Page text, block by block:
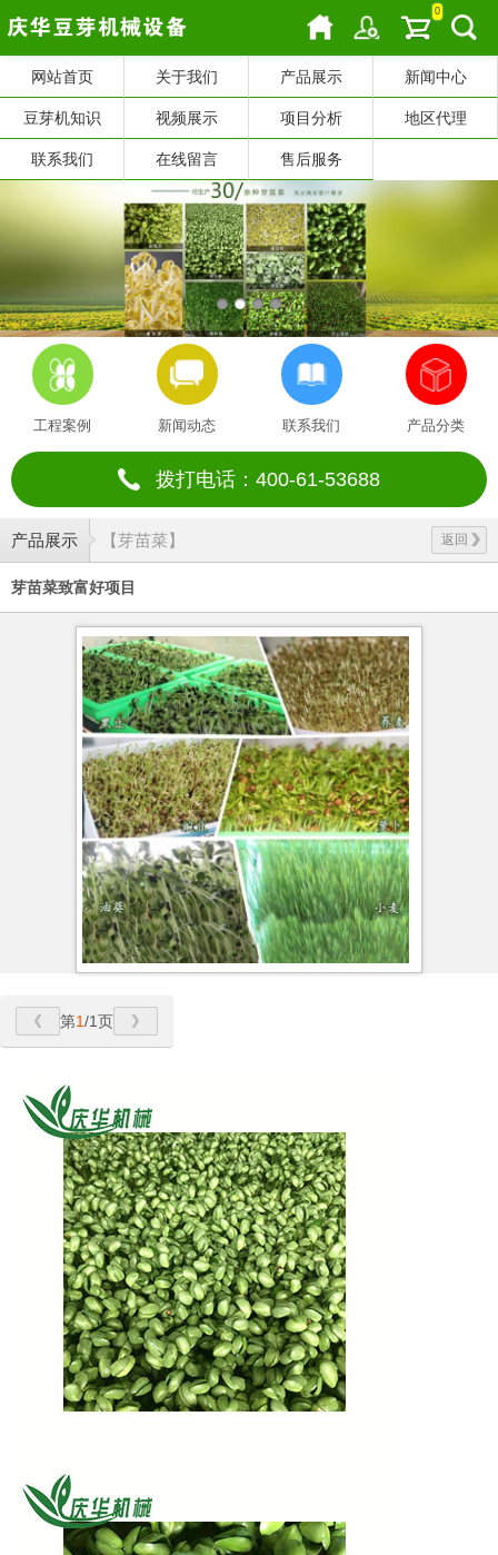
0
网站首页 关于我们 产品展示 新闻中心
豆芽机知识 视频展示 项目分析 地区代理
联系我们 在线留言 售后服务
工程案例 新闻动态 联系我们 产品分类
拨打电话：400-61-53688
产品展示 返回
【芽苗菜】
芽苗菜致富好项目
第1/1页